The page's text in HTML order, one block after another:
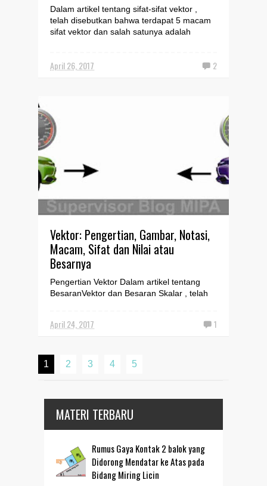
Dalam artikel tentang sifat-sifat vektor ,
telah disebutkan bahwa terdapat 5 macam
sifat vektor dan salah satunya adalah
April 26, 2017 2
Vektor: Pengertian, Gambar, Notasi,
Macam, Sifat dan Nilai atau
Besarnya
Pengertian Vektor Dalam artikel tentang
BesaranVektor dan Besaran Skalar , telah
April 24, 2017 1
1 2 3 4 5
MATERI TERBARU
Rumus Gaya Kontak 2 balok yang
Didorong Mendatar ke Atas pada
Bidang Miring Licin